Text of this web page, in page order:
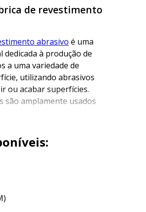
de revestimento
abrasivo é uma
à produção de
a uma variedade de
utilizando abrasivos
ou acabar superfícies.
são amplamente usados
lixas, discos e fitas
e construção civil.
como óxido de alumínio,
compostos, com
a unir as partículas. o
que pode ser aplicado